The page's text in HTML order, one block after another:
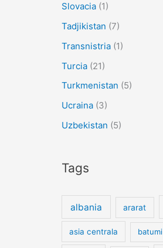
Slovacia(1)
Tadjikistan (7)
Transnistria(1)
Turcia(21)
Turkmenistan (5)
Ucraina(3)
Uzbekistan (5)
Tags
albania ararat
asia centrala batumi